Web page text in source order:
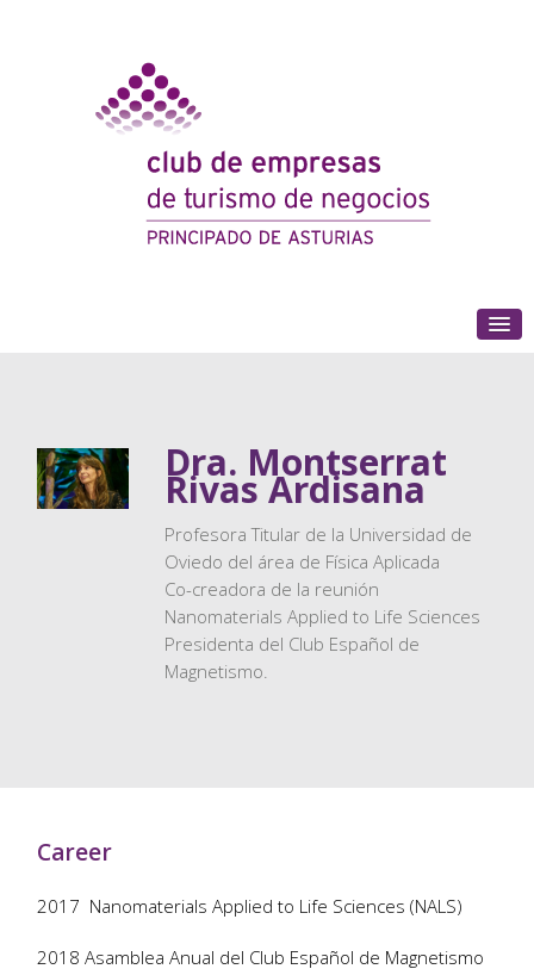
Dra. Montserrat
Rivas Ardisana
Profesora Titular de la Universidad de
Oviedo del área de Física Aplicada
Co-creadora de la reunión
Nanomaterials Applied to Life Sciences
Presidenta del Club Español de
Magnetismo.
Career
2017 Nanomaterials Applied to Life Sciences (NALS)
2018 Asamblea Anual del Club Español de Magnetismo